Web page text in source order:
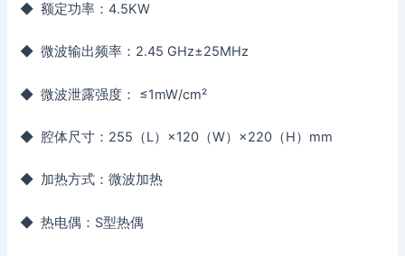
◆ 额定功率：4.5KW
◆ 微波输出频率：2.45 GHz±25MHz
◆ 微波泄露强度： ≤1mW/cm²
◆ 腔体尺寸：255（L）×120（W）×220（H）mm
◆ 加热方式：微波加热
◆ 热电偶：S型热偶